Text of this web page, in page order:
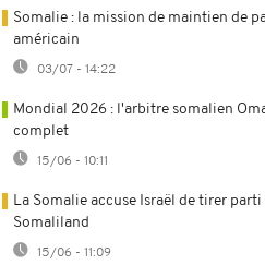
Somalie : la mission de maintien de
américain
03/07 - 14:22
Mondial 2026 : l'arbitre somalien
complet
15/06 - 10:11
La Somalie accuse Israël de tirer
Somaliland
15/06 - 11:09